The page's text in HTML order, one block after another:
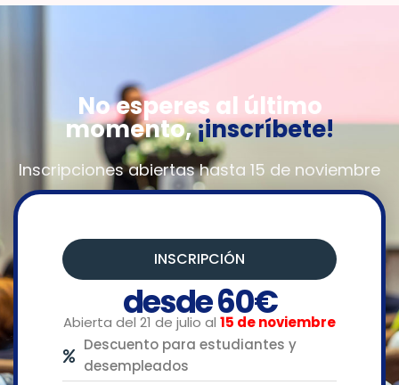
No esperes al último
momento,¡inscríbete!
Inscripciones abiertas hasta 15 de noviembre
INSCRIPCIÓN
desde 60€
Abierta del 21 de julio al 15 de noviembre
Descuento para estudiantes y
desempleados